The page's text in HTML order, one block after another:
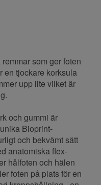
som ger foten
en tjockare korksula
upp lite vilket är
och gummi är
Bioprint-
och bekvämt sätt
anatomiska flex-
hålfoten och hälen
foten på plats för en